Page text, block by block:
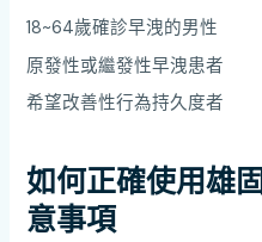
18~64歲確診早洩的男性
原發性或繼發性早洩患者
希望改善性行為持久度者
如何正確使用雄
意事項